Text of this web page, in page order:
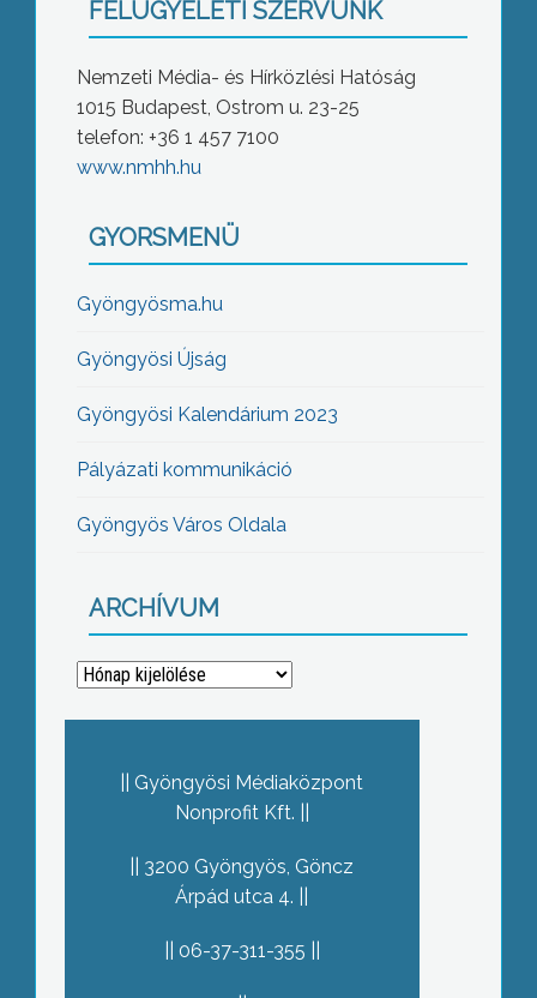
FELÜGYELETI SZERVÜNK
Nemzeti Média- és Hírközlési Hatóság
1015 Budapest, Ostrom u. 23-25
telefon: +36 1 457 7100
www.nmhh.hu
GYORSMENÜ
Gyöngyösma.hu
Gyöngyösi Újság
Gyöngyösi Kalendárium 2023
Pályázati kommunikáció
Gyöngyös Város Oldala
ARCHÍVUM
Archívum
Gyöngyösi Médiaközpont
Nonprofit Kft.
3200 Gyöngyös, Göncz
Árpád utca 4.
06-37-311-355